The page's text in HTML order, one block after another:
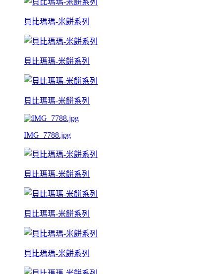
貝比瑪瑪-米餅系列
貝比瑪瑪-米餅系列
貝比瑪瑪-米餅系列
IMG_7788.jpg
貝比瑪瑪-米餅系列
貝比瑪瑪-米餅系列
貝比瑪瑪-米餅系列